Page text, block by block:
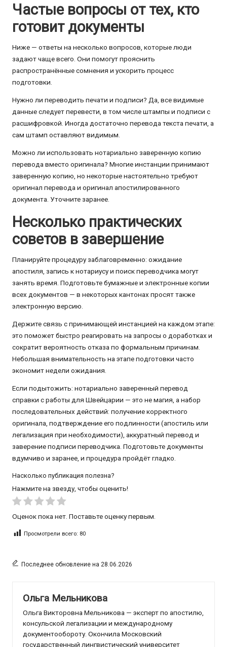
Частые вопросы от тех, кто
готовит документы
Ниже — ответы на несколько вопросов, которые люди
задают чаще всего. Они помогут прояснить
распространённые сомнения и ускорить процесс
подготовки.
Нужно ли переводить печати и подписи? Да, все видимые
данные следует перевести, в том числе штампы и подписи с
расшифровкой. Иногда достаточно перевода текста печати, а
сам штамп оставляют видимым.
Можно ли использовать нотариально заверенную копию
перевода вместо оригинала? Многие инстанции принимают
заверенную копию, но некоторые настоятельно требуют
оригинал перевода и оригинал апостилированного
документа. Уточните заранее.
Несколько практических
советов в завершение
Планируйте процедуру заблаговременно: ожидание
апостиля, запись к нотариусу и поиск переводчика могут
занять время. Подготовьте бумажные и электронные копии
всех документов — в некоторых кантонах просят также
электронную версию.
Держите связь с принимающей инстанцией на каждом этапе:
это поможет быстро реагировать на запросы о доработках и
сократит вероятность отказа по формальным причинам.
Небольшая внимательность на этапе подготовки часто
экономит недели ожидания.
Если подытожить: нотариально заверенный перевод
справки с работы для Швейцарии — это не магия, а набор
последовательных действий: получение корректного
оригинала, подтверждение его подлинности (апостиль или
легализация при необходимости), аккуратный перевод и
заверение подписи переводчика. Подготовьте документы
вдумчиво и заранее, и процедура пройдёт гладко.
Насколько публикация полезна?
Нажмите на звезду, чтобы оценить!
Оценок пока нет. Поставьте оценку первым.
Просмотрели всего: 80
Последнее обновление на 28.06.2026
Ольга Мельникова
Ольга Викторовна Мельникова — эксперт по апостилю,
консульской легализации и международному
документообороту. Окончила Московский
государственный лингвистический университет